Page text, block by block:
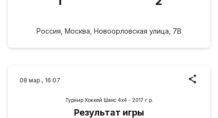
Россия, Москва, Новоорловская улица, 7В
08 мар., 16:07
Турнир Хоккей Шанс 4х4 - 2017 г.р.
Результат игры